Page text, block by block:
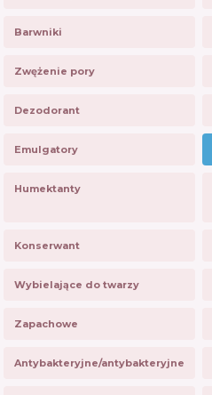
Barwniki
Zwężenie pory
Dezodorant
Emulgatory
Humektanty
Konserwant
Wybielające do twarzy
Zapachowe
Antybakteryjne/antybakteryjne